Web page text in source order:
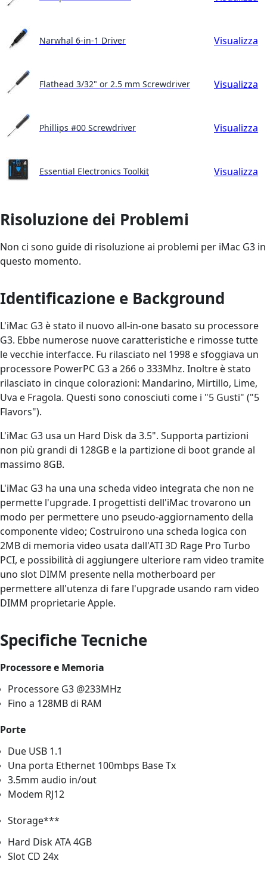
Narwhal 6-in-1 Driver Visualizza
Flathead 3/32" or 2.5 mm Screwdriver Visualizza
Phillips #00 Screwdriver Visualizza
Essential Electronics Toolkit Visualizza
Risoluzione dei Problemi
Non ci sono guide di risoluzione ai problemi per iMac G3 in
questo momento.
Identificazione e Background
L'iMac G3 è stato il nuovo all-in-one basato su processore
G3. Ebbe numerose nuove caratteristiche e rimosse tutte
le vecchie interfacce. Fu rilasciato nel 1998 e sfoggiava un
processore PowerPC G3 a 266 o 333Mhz. Inoltre è stato
rilasciato in cinque colorazioni: Mandarino, Mirtillo, Lime,
Uva e Fragola. Questi sono conosciuti come i "5 Gusti" ("5
Flavors").
L'iMac G3 usa un Hard Disk da 3.5". Supporta partizioni
non più grandi di 128GB e la partizione di boot grande al
massimo 8GB.
L'iMac G3 ha una una scheda video integrata che non ne
permette l'upgrade. I progettisti dell'iMac trovarono un
modo per permettere uno pseudo-aggiornamento della
componente video; Costruirono una scheda logica con
2MB di memoria video usata dall'ATI 3D Rage Pro Turbo
PCI, e possibilità di aggiungere ulteriore ram video tramite
uno slot DIMM presente nella motherboard per
permettere all'utenza di fare l'upgrade usando ram video
DIMM proprietarie Apple.
Specifiche Tecniche
Processore e Memoria
Processore G3 @233MHz
Fino a 128MB di RAM
Porte
Due USB 1.1
Una porta Ethernet 100mbps Base Tx
3.5mm audio in/out
Modem RJ12
Storage***
Hard Disk ATA 4GB
Slot CD 24x